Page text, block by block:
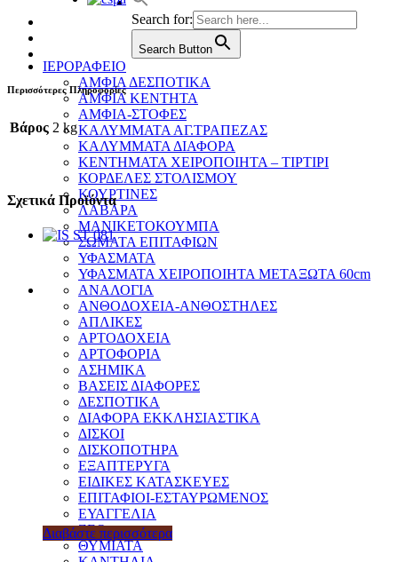
Search for:
Search Button
ΙΕΡΟΡΑΦΕΙΟ
ΑΜΦΙΑ ΔΕΣΠΟΤΙΚΑ
ΑΜΦΙΑ ΚΕΝΤΗΤΑ
ΑΜΦΙΑ-ΣΤΟΦΕΣ
ΚΑΛΥΜΜΑΤΑ ΑΓ.ΤΡΑΠΕΖΑΣ
ΚΑΛΥΜΜΑΤΑ ΔΙΑΦΟΡΑ
ΚΕΝΤΗΜΑΤΑ ΧΕΙΡΟΠΟΙΗΤΑ – ΤΙΡΤΙΡΙ
ΚΟΡΔΕΛΕΣ ΣΤΟΛΙΣΜΟΥ
ΚΟΥΡΤΙΝΕΣ
ΛΑΒΑΡΑ
ΜΑΝΙΚΕΤΟΚΟΥΜΠΑ
ΣΩΜΑΤΑ ΕΠΙΤΑΦΙΩΝ
ΥΦΑΣΜΑΤΑ
ΥΦΑΣΜΑΤΑ ΧΕΙΡΟΠΟΙΗΤΑ ΜΕΤΑΞΩΤΑ 60cm
ΑΝΑΛΟΓΙΑ
ΑΝΘΟΔΟΧΕΙΑ-ΑΝΘΟΣΤΗΛΕΣ
ΑΠΛΙΚΕΣ
ΑΡΤΟΔΟΧΕΙΑ
ΑΡΤΟΦΟΡΙΑ
ΑΣΗΜΙΚΑ
ΒΑΣΕΙΣ ΔΙΑΦΟΡΕΣ
ΔΕΣΠΟΤΙΚΑ
ΔΙΑΦΟΡΑ ΕΚΚΛΗΣΙΑΣΤΙΚΑ
ΔΙΣΚΟΙ
ΔΙΣΚΟΠΟΤΗΡΑ
ΕΞΑΠΤΕΡΥΓΑ
ΕΙΔΙΚΕΣ ΚΑΤΑΣΚΕΥΕΣ
ΕΠΙΤΑΦΙΟΙ-ΕΣΤΑΥΡΩΜΕΝΟΣ
ΕΥΑΓΓΕΛΙΑ
ΖΕΟ
ΘΥΜΙΑΤΑ
Περισσότερες Πληροφορίες
Βάρος 2 kg
Σχετικά Προϊόντα
Διαβάστε περισσότερα